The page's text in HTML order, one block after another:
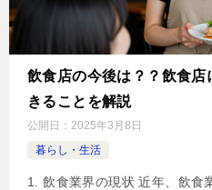
飲食店の今後は？？飲食
きることを解説
公開日： 2025年3月8日
暮らし・生活
1. 飲食業界の現状 近年、飲食